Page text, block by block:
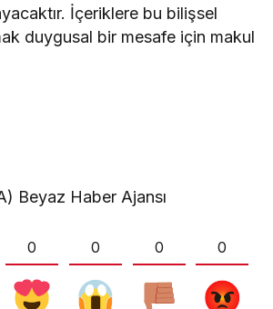
İçeriklere bu bilişsel
duygusal bir mesafe için makul
Beyaz Haber Ajansı
0 0 0 0